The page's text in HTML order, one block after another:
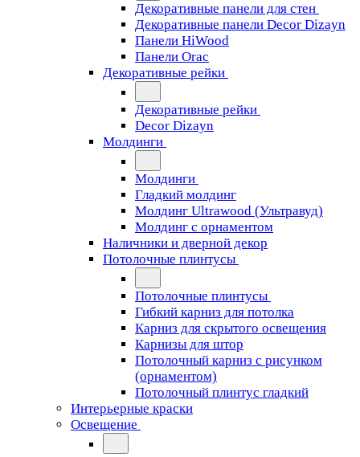
Декоративные панели для стен
Декоративные панели Decor Dizayn
Панели HiWood
Панели Orac
Декоративные рейки
Декоративные рейки
Decor Dizayn
Молдинги
Молдинги
Гладкий молдинг
Молдинг Ultrawood (Ультравуд)
Молдинг с орнаментом
Наличники и дверной декор
Потолочные плинтусы
Потолочные плинтусы
Гибкий карниз для потолка
Карниз для скрытого освещения
Карнизы для штор
Потолочный карниз с рисунком
(орнаментом)
Потолочный плинтус гладкий
Интерьерные краски
Освещение